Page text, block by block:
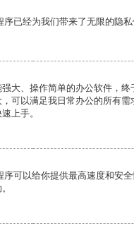
已经为我们带来了无限的隐私
大、操作简单的办公软件，终
可以满足我日常办公的所有需
上手。
序可以给你提供最高速度和安